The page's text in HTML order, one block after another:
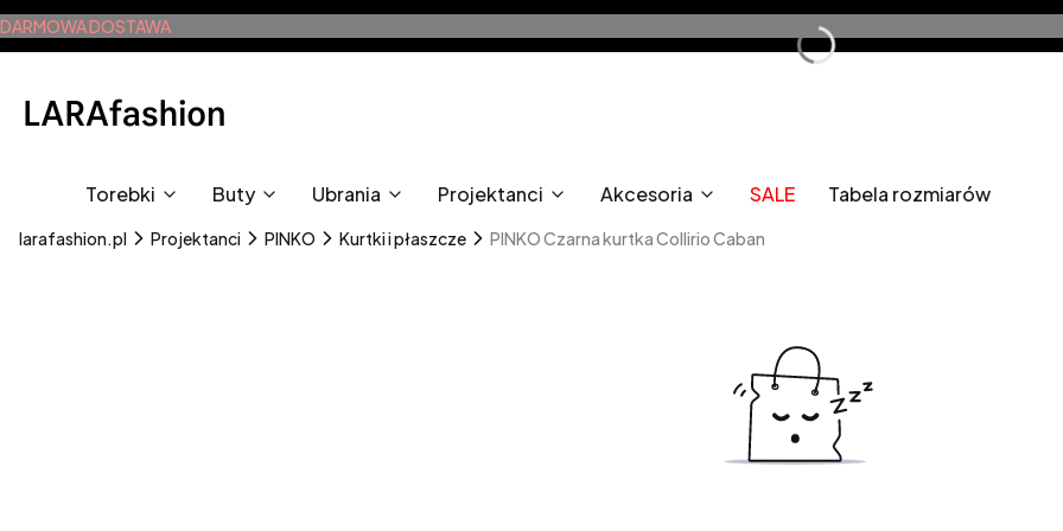
DARMOWA DOSTAWA
Torebki Buty Ubrania Projektanci Akcesoria SALE Tabela rozmiarów
larafashion.pl Projektanci PINKO Kurtki i płaszcze PINKO Czarna kurtka Collirio Caban